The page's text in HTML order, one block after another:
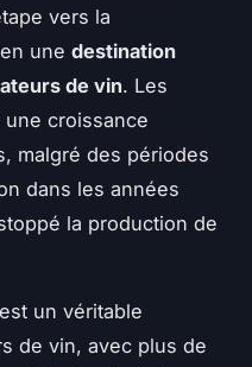
vers la
une destination
de vin. Les
croissance
malgré des périodes
dans les années
la production de
est un véritable
de vin, avec plus de